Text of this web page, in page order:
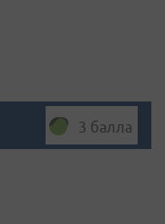
3 балла